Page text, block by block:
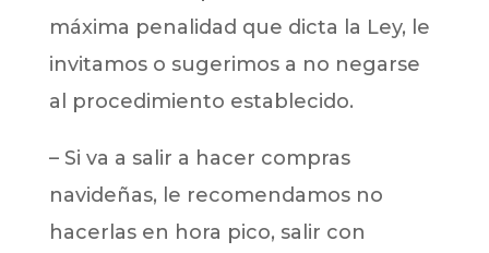
máxima penalidad que dicta la Ley, le
invitamos o sugerimos a no negarse
al procedimiento establecido.
– Si va a salir a hacer compras
navideñas, le recomendamos no
hacerlas en hora pico, salir con